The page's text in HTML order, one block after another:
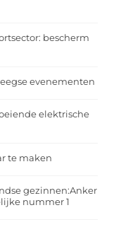
bescherm
evenementen
elektrische
te maken
gezinnen:Anker
nummer 1